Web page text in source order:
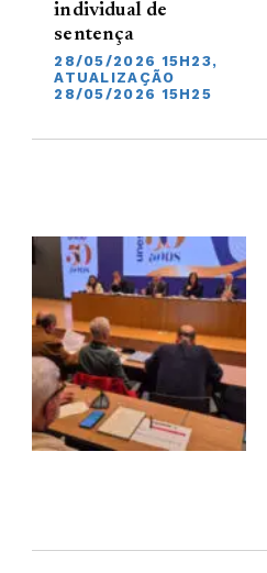
individual de
sentença
28/05/2026 15H23,
ATUALIZAÇÃO
28/05/2026 15H25